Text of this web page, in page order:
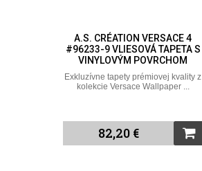
A.S. CRÉATION VERSACE 4
#96233-9 VLIESOVÁ TAPETA S
VINYLOVÝM POVRCHOM
Exkluzívne tapety prémiovej kvality z
kolekcie Versace Wallpaper ...
82,20 €